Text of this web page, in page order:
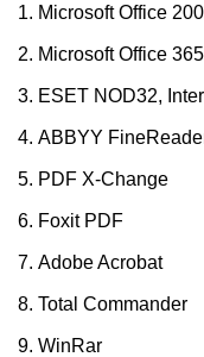
Microsoft Office
Microsoft Office 365
ESET NOD32,
ABBYY
PDF X-Change
Foxit PDF
Adobe Acrobat
Total Commander
WinRar